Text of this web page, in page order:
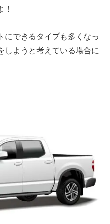
！
にできるタイプも多くなっ
しようと考えている場合に